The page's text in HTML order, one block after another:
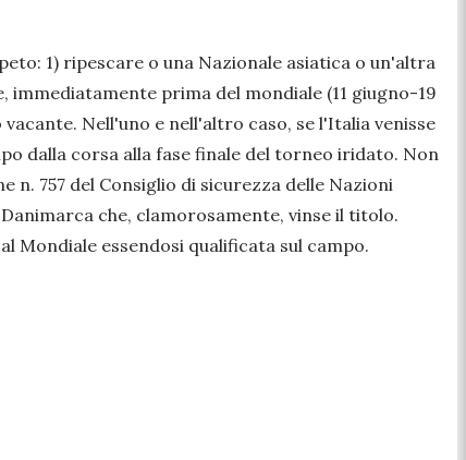
1) ripescare o una Nazionale asiatica o un'altra
prima del mondiale (11 giugno-19
Nell'uno e nell'altro caso, se l'Italia venisse
dalla corsa alla fase finale del torneo iridato. Non
n. 757 del Consiglio di sicurezza delle Nazioni
che, clamorosamente, vinse il titolo.
Mondiale essendosi qualificata sul campo.